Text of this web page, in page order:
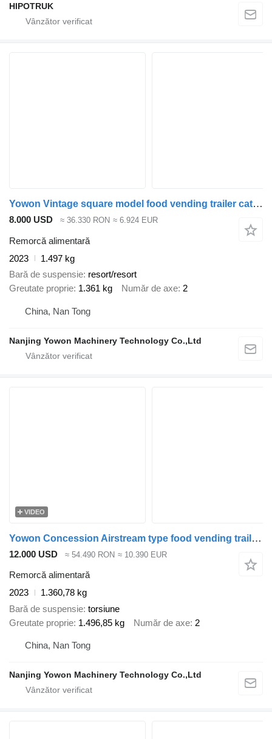
HIPOTRUK
Yowon Vintage square model food vending trailer catering cart mobile k
8.000 USD ≈ 36.330 RON ≈ 6.924 EUR
Remorcă alimentară
2023
1.497 kg
Bară de suspensie resort/resort
Greutate proprie 1.361 kg Număr de axe 2
China, Nan Tong
Nanjing Yowon Machinery Technology Co.,Ltd
VIDEO
Yowon Concession Airstream type food vending trailer with stainless st
12.000 USD ≈ 54.490 RON ≈ 10.390 EUR
Remorcă alimentară
2023
1.360,78 kg
Bară de suspensie torsiune
Greutate proprie 1.496,85 kg Număr de axe 2
China, Nan Tong
Nanjing Yowon Machinery Technology Co.,Ltd